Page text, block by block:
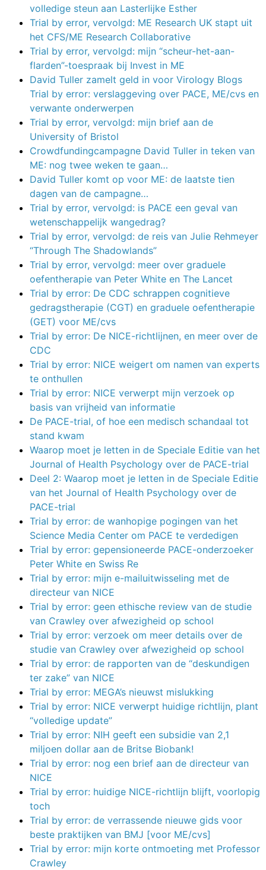
volledige steun aan Lasterlijke Esther
Trial by error, vervolgd: ME Research UK stapt uit
het CFS/ME Research Collaborative
Trial by error, vervolgd: mijn “scheur-het-aan-
flarden”-toespraak bij Invest in ME
David Tuller zamelt geld in voor Virology Blogs
Trial by error: verslaggeving over PACE, ME/cvs en
verwante onderwerpen
Trial by error, vervolgd: mijn brief aan de
University of Bristol
Crowdfundingcampagne David Tuller in teken van
ME: nog twee weken te gaan…
David Tuller komt op voor ME: de laatste tien
dagen van de campagne…
Trial by error, vervolgd: is PACE een geval van
wetenschappelijk wangedrag?
Trial by error, vervolgd: de reis van Julie Rehmeyer
“Through The Shadowlands”
Trial by error, vervolgd: meer over graduele
oefentherapie van Peter White en The Lancet
Trial by error: De CDC schrappen cognitieve
gedragstherapie (CGT) en graduele oefentherapie
(GET) voor ME/cvs
Trial by error: De NICE-richtlijnen, en meer over de
CDC
Trial by error: NICE weigert om namen van experts
te onthullen
Trial by error: NICE verwerpt mijn verzoek op
basis van vrijheid van informatie
De PACE-trial, of hoe een medisch schandaal tot
stand kwam
Waarop moet je letten in de Speciale Editie van het
Journal of Health Psychology over de PACE-trial
Deel 2: Waarop moet je letten in de Speciale Editie
van het Journal of Health Psychology over de
PACE-trial
Trial by error: de wanhopige pogingen van het
Science Media Center om PACE te verdedigen
Trial by error: gepensioneerde PACE-onderzoeker
Peter White en Swiss Re
Trial by error: mijn e-mailuitwisseling met de
directeur van NICE
Trial by error: geen ethische review van de studie
van Crawley over afwezigheid op school
Trial by error: verzoek om meer details over de
studie van Crawley over afwezigheid op school
Trial by error: de rapporten van de “deskundigen
ter zake” van NICE
Trial by error: MEGA’s nieuwst mislukking
Trial by error: NICE verwerpt huidige richtlijn, plant
“volledige update”
Trial by error: NIH geeft een subsidie van 2,1
miljoen dollar aan de Britse Biobank!
Trial by error: nog een brief aan de directeur van
NICE
Trial by error: huidige NICE-richtlijn blijft, voorlopig
toch
Trial by error: de verrassende nieuwe gids voor
beste praktijken van BMJ [voor ME/cvs]
Trial by error: mijn korte ontmoeting met Professor
Crawley